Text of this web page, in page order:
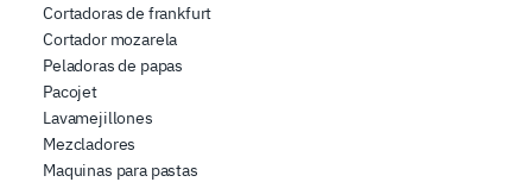
Cortadoras de frankfurt
Cortador mozarela
Peladoras de papas
Pacojet
Lavamejillones
Mezcladores
Maquinas para pastas